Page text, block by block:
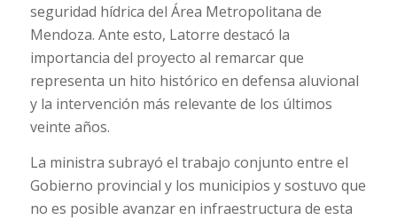
seguridad hídrica del Área Metropolitana de
Mendoza. Ante esto, Latorre destacó la
importancia del proyecto al remarcar que
representa un hito histórico en defensa aluvional
y la intervención más relevante de los últimos
veinte años.
La ministra subrayó el trabajo conjunto entre el
Gobierno provincial y los municipios y sostuvo que
no es posible avanzar en infraestructura de esta